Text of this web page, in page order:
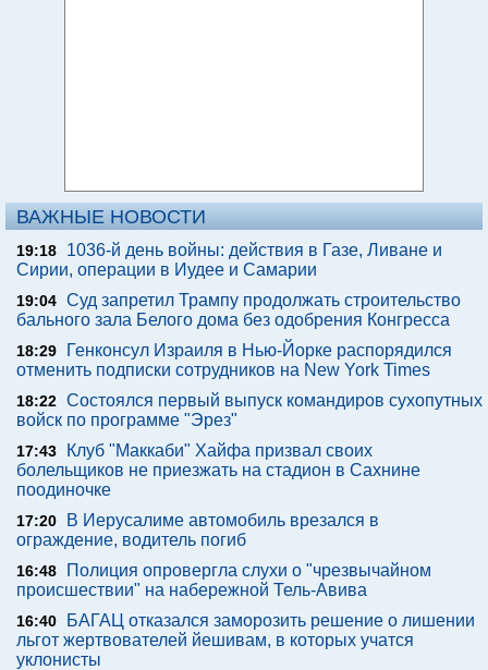
ВАЖНЫЕ НОВОСТИ
19:18
1036-й день войны: действия в Газе, Ливане и
Сирии, операции в Иудее и Самарии
19:04 Суд запретил Трампу продолжать строительство
бального зала Белого дома без одобрения Конгресса
18:29
Генконсул Израиля в Нью-Йорке распорядился
отменить подписки сотрудников на New York Times
18:22 Состоялся первый выпуск командиров сухопутных
войск по программе "Эрез"
17:43
Клуб "Маккаби" Хайфа призвал своих
болельщиков не приезжать на стадион в Сахнине
поодиночке
17:20
В Иерусалиме автомобиль врезался в
ограждение, водитель погиб
16:48
Полиция опровергла слухи о "чрезвычайном
происшествии" на набережной Тель-Авива
16:40
БАГАЦ отказался заморозить решение о лишении
льгот жертвователей йешивам, в которых учатся
уклонисты